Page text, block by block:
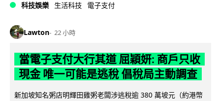
科技娛樂 生活科技 電子支付
Lawton 22 小時
當電子支付大行其道 屈穎妍: 商戶只收
現金 唯一可能是逃稅 倡稅局主動調查
新加坡知名粥店明輝田雞粥老闆涉逃稅逾 380 萬坡元（約港幣